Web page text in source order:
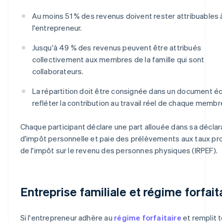
Au moins 51 % des revenus doivent rester attribuables
l'entrepreneur.
Jusqu'à 49 % des revenus peuvent être attribués
collectivement aux membres de la famille qui sont
collaborateurs.
La répartition doit être consignée dans un document
refléter la contribution au travail réel de chaque
Chaque participant déclare une part allouée dans sa
d'impôt personnelle et paie des prélèvements aux taux
de l'impôt sur le revenu des personnes physiques (IRPEF).
Entreprise familiale et régime
Si l'entrepreneur adhère au régime forfaitaire et remplit